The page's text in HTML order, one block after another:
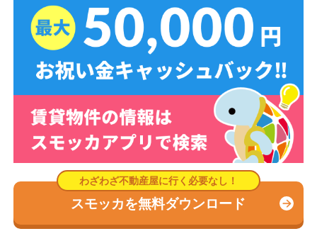
スモッカを無料ダウンロード